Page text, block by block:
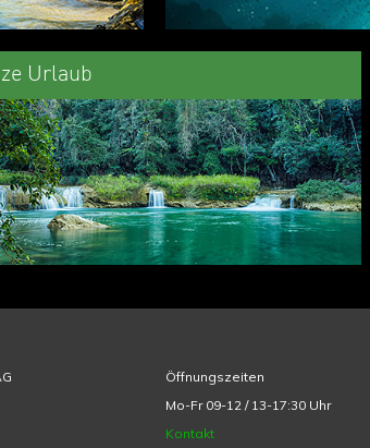
Urlaub
Öffnungszeiten
Mo-Fr 09-12 / 13-17:30 Uhr
Kontakt